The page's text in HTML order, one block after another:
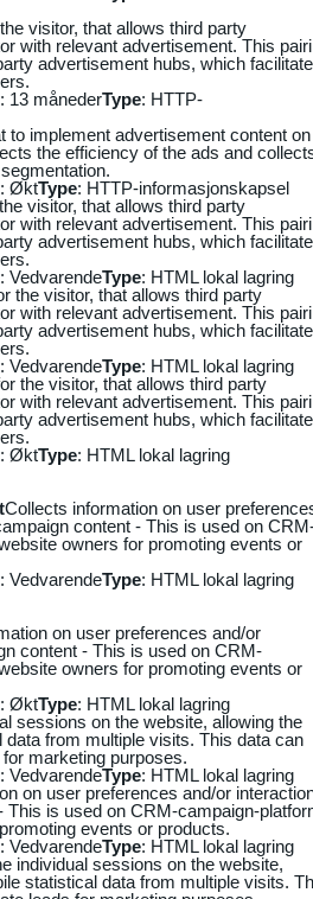
visitor, that allows third party
with relevant advertisement. This
advertisement hubs, which
: 13 månederType: HTTP-
to implement advertisement content on
the efficiency of the ads and
: ØktType: HTTP-informasjonskapsel
visitor, that allows third party
with relevant advertisement. This
advertisement hubs, which
: VedvarendeType: HTML lokal lagring
the visitor, that allows third party
with relevant advertisement. This
advertisement hubs, which
: VedvarendeType: HTML lokal lagring
the visitor, that allows third party
with relevant advertisement. This
advertisement hubs, which
: ØktType: HTML lokal lagring
Collects information on user
content - This is used on
owners for promoting events or
: VedvarendeType: HTML lokal lagring
on user preferences and/or
content - This is used on CRM-
owners for promoting events or
: ØktType: HTML lokal lagring
sessions on the website, allowing the
from multiple visits. This data can
marketing purposes.
: VedvarendeType: HTML lokal lagring
on user preferences and/or
This is used on CRM-campaign-
events or products.
: VedvarendeType: HTML lokal lagring
individual sessions on the website,
statistical data from multiple visits.